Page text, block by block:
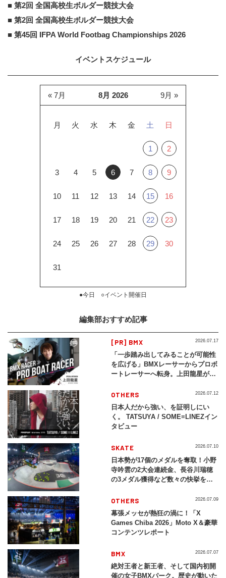
■ 第2回 全国高校生ボルダー競技大会
■ 第2回 全国高校生ボルダー競技大会
■ 第45回 IFPA World Footbag Championships 2026
イベントスケジュール
8月 2026
月 火 水 木 金 土 日
1 2
3 4 5 6 7 8 9
10 11 12 13 14 15 16
17 18 19 20 21 22 23
24 25 26 27 28 29 30
31
« 7月 9月 »
●今日 ○イベント開催日
編集部おすすめ記事
[PR] BMX
「一歩踏み出してみることが可能性
を広げる」BMXレーサーからプロボ
ートレーサーへ転身。上田龍星が体
2026.07.17
OTHERS
日本人だから強い、を証明しにい
く。 TATSUYA / SOME≡LINEZイン
タビュー
2026.07.12
SKATE
日本勢が17個のメダルを奪取！小野
寺吟雲の2大会連続金、長谷川瑞穂
の3メダル獲得など数々の快挙をプ
2026」
2026.07.10
OTHERS
幕張メッセが熱狂の渦に！「X
Games Chiba 2026」Moto X＆豪華
コンテンツレポート
2026.07.09
BMX
絶対王者と新王者、そして国内初開
催の女子BMXパーク。歴史が動いた
2026.07.07